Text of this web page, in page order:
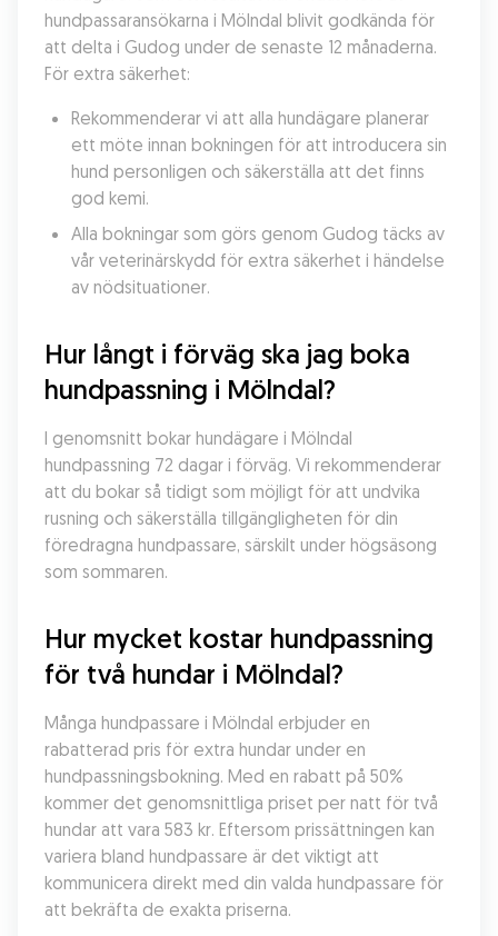
hundpassaransökarna i Mölndal blivit godkända för
att delta i Gudog under de senaste 12 månaderna.
För extra säkerhet:
Rekommenderar vi att alla hundägare planerar
ett möte innan bokningen för att introducera sin
hund personligen och säkerställa att det finns
god kemi.
Alla bokningar som görs genom Gudog täcks av
vår veterinärskydd för extra säkerhet i händelse
av nödsituationer.
Hur långt i förväg ska jag boka
hundpassning i Mölndal?
I genomsnitt bokar hundägare i Mölndal
hundpassning 72 dagar i förväg. Vi rekommenderar
att du bokar så tidigt som möjligt för att undvika
rusning och säkerställa tillgängligheten för din
föredragna hundpassare, särskilt under högsäsong
som sommaren.
Hur mycket kostar hundpassning
för två hundar i Mölndal?
Många hundpassare i Mölndal erbjuder en
rabatterad pris för extra hundar under en
hundpassningsbokning. Med en rabatt på 50%
kommer det genomsnittliga priset per natt för två
hundar att vara 583 kr. Eftersom prissättningen kan
variera bland hundpassare är det viktigt att
kommunicera direkt med din valda hundpassare för
att bekräfta de exakta priserna.